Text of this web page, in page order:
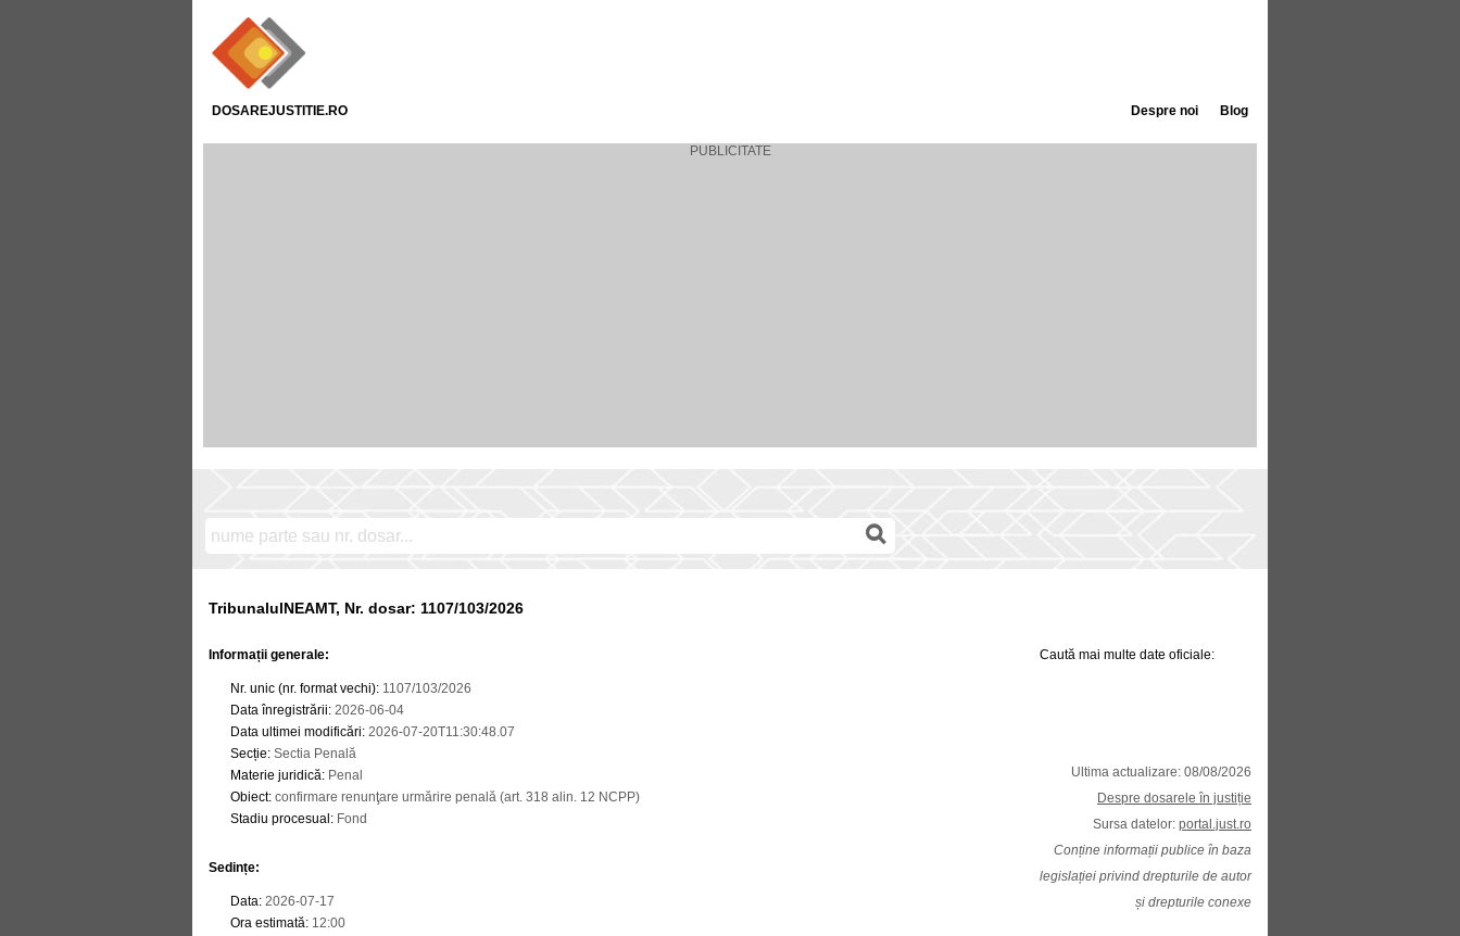
DOSAREJUSTITIE.RO Blog
Despre noi
TribunalulNEAMT, Nr. dosar: 1107/103/2026
Informații generale:
Nr. unic (nr. format vechi): 1107/103/2026
Data înregistrării: 2026-06-04
Data ultimei modificări: 2026-07-20T11:30:48.07
Secție: Sectia Penală
Materie juridică: Penal
Obiect: confirmare renunţare urmărire penală (art. 318 alin. 12 NCPP)
Stadiu procesual : Fond
Sedințe:
Data: 2026-07-17
Ora estimată: 12:00
Caută mai multe date oficiale:
Ultima actualizare: 08/08/2026
Despre dosarele în justiție
Sursa datelor: portal.just.ro
Conține informații publice în baza
legislației privind drepturile de autor
și drepturile conexe